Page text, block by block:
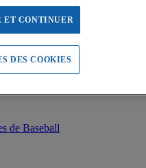
de Baseball
ET CONTINUER
DES COOKIES